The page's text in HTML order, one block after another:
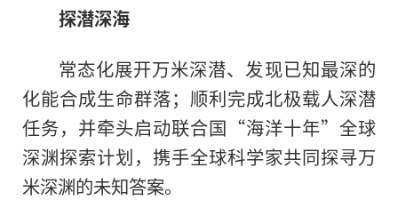
探潜深海
常态化展开万米深潜、发现已知最深的
化能合成生命群落；顺利完成北极载人深潜
任务，并牵头启动联合国“海洋十年”全球
深渊探索计划，携手全球科学家共同探寻万
米深渊的未知答案。